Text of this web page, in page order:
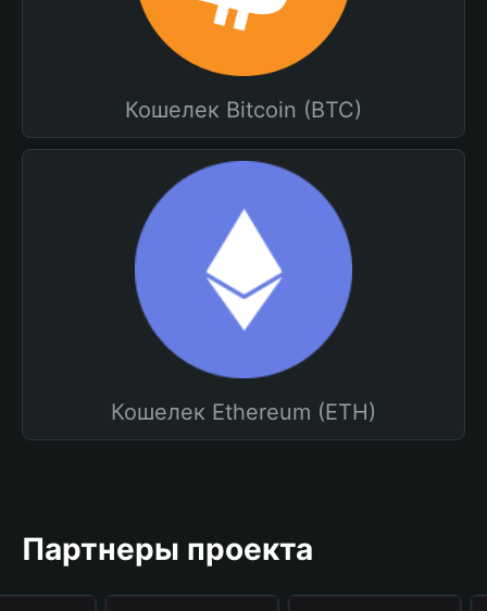
Кошелек Bitcoin (BTC)
Кошелек Ethereum (ETH)
Партнеры проекта